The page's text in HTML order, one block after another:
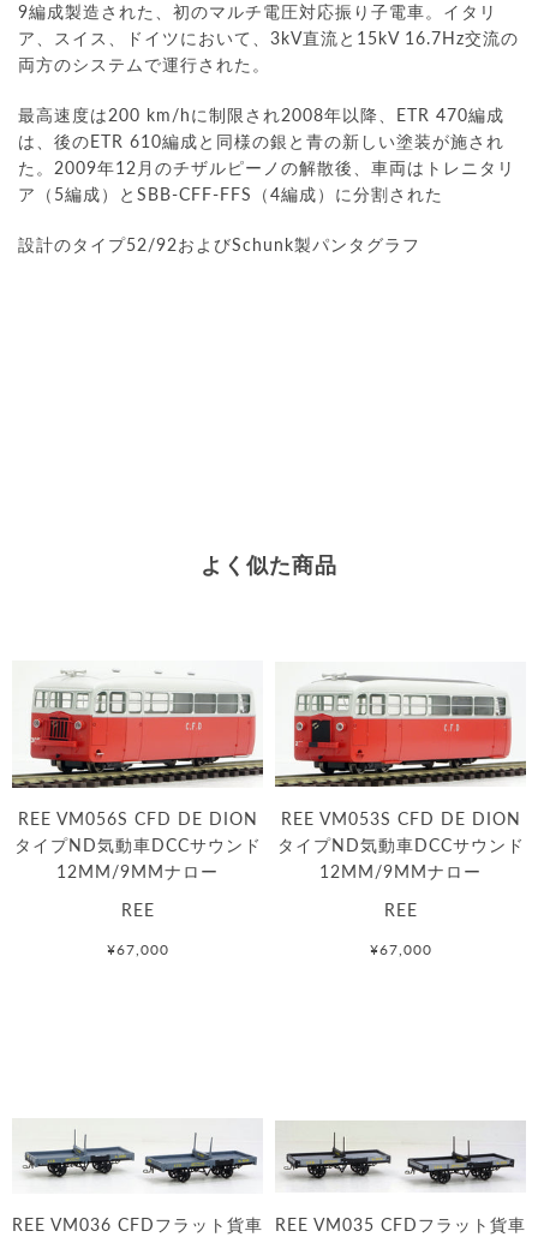
9編成製造された、初のマルチ電圧対応振り子電車。イタリ
ア、スイス、ドイツにおいて、3kV直流と15kV 16.7Hz交流の
両方のシステムで運行された。
最高速度は200 km/hに制限され2008年以降、ETR 470編成
は、後のETR 610編成と同様の銀と青の新しい塗装が施され
た。2009年12月のチザルピーノの解散後、車両はトレニタリ
ア（5編成）とSBB-CFF-FFS（4編成）に分割された
設計のタイプ52/92およびSchunk製パンタグラフ
よく似た商品
REE VM056S CFD DE DION
タイプND気動車DCCサウンド
12MM/9MMナロー
REE
¥67,000
REE VM053S CFD DE DION
タイプND気動車DCCサウンド
12MM/9MMナロー
REE
¥67,000
REE VM036 CFDフラット貨車
REE VM035 CFDフラット貨車